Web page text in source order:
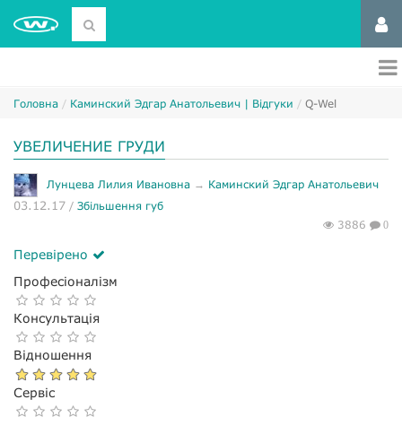
Головна Каминский Эдгар Анатольевич | Відгуки Q-Wel
УВЕЛИЧЕНИЕ ГРУДИ
Лунцева Лилия Ивановна → Каминский Эдгар Анатольевич
03.12.17 / Збільшення губ
3886
0
Перевірено
Професіоналізм
Консультація
Відношення
Сервіс